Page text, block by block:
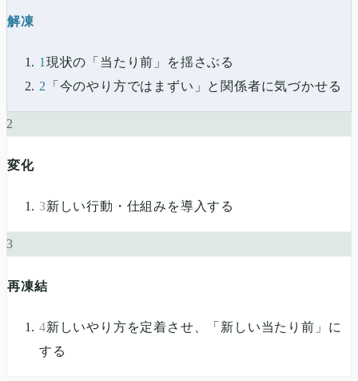
解凍
1 現状の「当たり前」を揺さぶる
2
「今のやり方ではまずい」と関係者に気づかせる
2
変化
3新しい行動・仕組みを導入する
3
再凍結
4新しいやり方を定着させ、「新しい当たり前」に
する